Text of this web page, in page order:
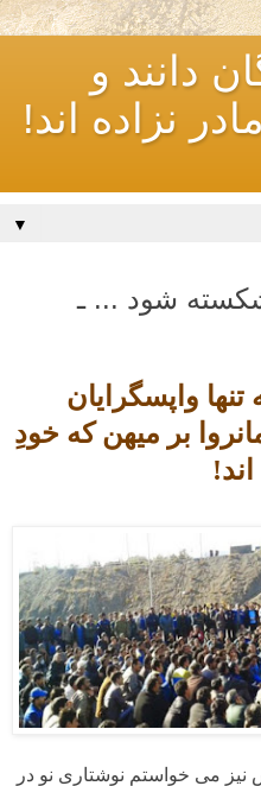
دانند و
نزاده اند!
▼
شود ... ـ
واپسگرایان
بر میهن که خودِ
نیز می خواستم نوشتاری نو در